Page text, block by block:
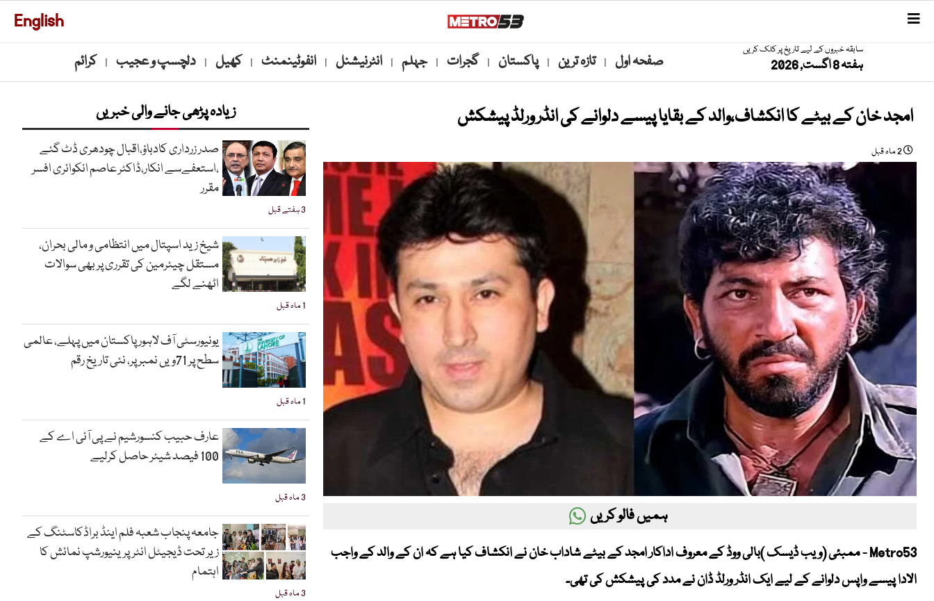
English
سابقہ خبروں کے لیے تاریخ پر کلک کریں
ہفتہ 8 اگست, 2026 صفحہ اول | تازہ ترین | پاکستان | گجرات | جہلم | انٹرنیشنل | انفوٹینمنٹ | کھیل | دلچسپ و عجیب | کرائم
امجد خان کے بیٹے کا انکشاف،والد کے بقایا پیسے دلوانے کی انڈر ورلڈ پیشکش
2 ماہ قبل
ہمیں فالو کریں
Metro53 - ممبئی (ویب ڈیسک )بالی ووڈ کے معروف اداکار امجد کے بیٹے شاداب خان نے انکشاف کیا ہے کہ ان کے والد کے واجب
الادا پیسے واپس دلوانے کے لیے ایک انڈر ورلڈ ڈان نے مدد کی پیشکش کی تھی۔
زیادہ پڑھی جانے والی خبریں
3 ہفتے قبل
صدر زرداری کادباؤ،اقبال چودھری ڈٹ گئے
،استعفےسے انکار،ڈاکٹر عاصم انکوائری افسر
مقرر
1 ماہ قبل
شیخ زید اسپتال میں انتظامی و مالی بحران،
مستقل چیئرمین کی تقرری پر بھی سوالات
اٹھنے لگے
1 ماہ قبل
یونیورسٹی آف لاہور پاکستان میں پہلے، عالمی
سطح پر 71ویں نمبر پر، نئی تاریخ رقم
3 ماہ قبل
عارف حبیب کنسورشیم نے پی آئی اے کے
100 فیصد شیئر حاصل کرلیے
3 ماہ قبل
جامعہ پنجاب شعبہ فلم اینڈ براڈکاسٹنگ کے
زیر تحت ڈیجیٹل انٹرپرینیورشپ نمائش کا
اہتمام